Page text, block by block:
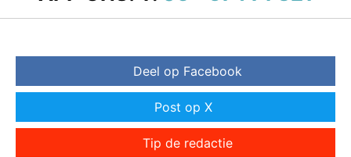
Deel op Facebook
Post op X
Tip de redactie